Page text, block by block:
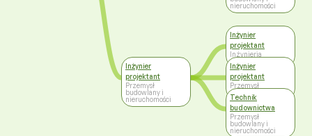
Inżynier
projektant
Przemysł
budowlany i
nieruchomości
nieruchomości
Inżynier
projektant
Inżynieria
Inżynier
projektant
Przemysł
motoryzacyjny
Technik
budownictwa
Przemysł
budowlany i
nieruchomości